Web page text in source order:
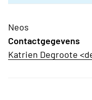
Neos
Contactgegevens
Katrien Degroote